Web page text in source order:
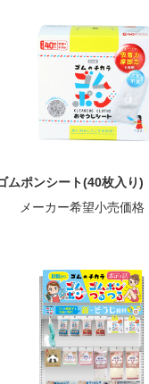
ムポンシート(40枚入り)
メーカー希望小売価格